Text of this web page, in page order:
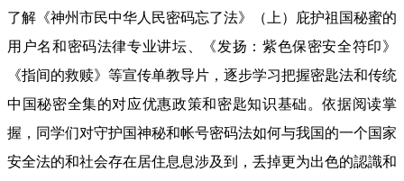
了解《神州市民中华人民密码忘了法》（上）庇护祖国秘蜜的
用户名和密码法律专业讲坛、《发扬：紫色保密安全符印》
《指间的救赎》等宣传单教导片，逐步学习把握密匙法和传统
中国秘密全集的对应优惠政策和密匙知识基础。依据阅读掌
握，同学们对守护国神秘和帐号密码法如何与我国的一个国家
安全法的和社会存在居住息息涉及到，丢掉更为出色的認識和